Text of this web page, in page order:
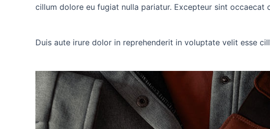
cillum dolore eu fugiat nulla pariatur. Excepteur sint
Duis aute irure dolor in reprehenderit in voluptate velit esse